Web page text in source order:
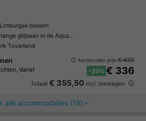
bossen
glijbaan in de Aqua…
Toverland
Vanaf
Aanbevolen prijs:€ 420
-20% € 336
Totaal € 355,50 incl. toeslagen
alle accommodaties (19)